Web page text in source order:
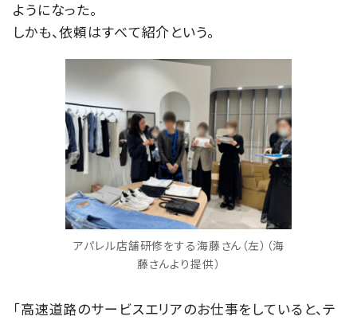
ようになった。
しかも、依頼はすべて紹介という。
アパレル店舗研修をする海藤さん（左）（海
藤さんより提供）
「高速道路のサービスエリアのお仕事をしていると、テ